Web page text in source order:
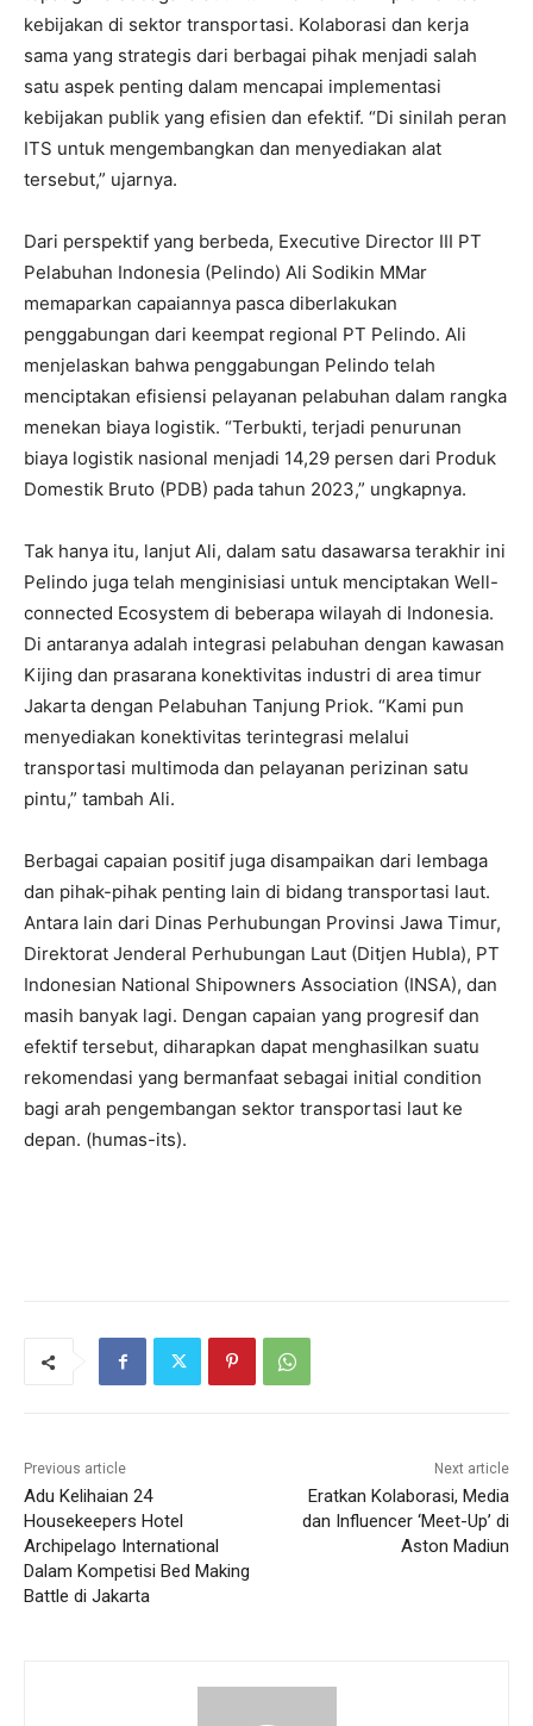
kebijakan di sektor transportasi. Kolaborasi dan kerja
sama yang strategis dari berbagai pihak menjadi salah
satu aspek penting dalam mencapai implementasi
kebijakan publik yang efisien dan efektif. “Di sinilah peran
ITS untuk mengembangkan dan menyediakan alat
tersebut,” ujarnya.
Dari perspektif yang berbeda, Executive Director III PT
Pelabuhan Indonesia (Pelindo) Ali Sodikin MMar
memaparkan capaiannya pasca diberlakukan
penggabungan dari keempat regional PT Pelindo. Ali
menjelaskan bahwa penggabungan Pelindo telah
menciptakan efisiensi pelayanan pelabuhan dalam rangka
menekan biaya logistik. “Terbukti, terjadi penurunan
biaya logistik nasional menjadi 14,29 persen dari Produk
Domestik Bruto (PDB) pada tahun 2023,” ungkapnya.
Tak hanya itu, lanjut Ali, dalam satu dasawarsa terakhir ini
Pelindo juga telah menginisiasi untuk menciptakan Well-
connected Ecosystem di beberapa wilayah di Indonesia.
Di antaranya adalah integrasi pelabuhan dengan kawasan
Kijing dan prasarana konektivitas industri di area timur
Jakarta dengan Pelabuhan Tanjung Priok. “Kami pun
menyediakan konektivitas terintegrasi melalui
transportasi multimoda dan pelayanan perizinan satu
pintu,” tambah Ali.
Berbagai capaian positif juga disampaikan dari lembaga
dan pihak-pihak penting lain di bidang transportasi laut.
Antara lain dari Dinas Perhubungan Provinsi Jawa Timur,
Direktorat Jenderal Perhubungan Laut (Ditjen Hubla), PT
Indonesian National Shipowners Association (INSA), dan
masih banyak lagi. Dengan capaian yang progresif dan
efektif tersebut, diharapkan dapat menghasilkan suatu
rekomendasi yang bermanfaat sebagai initial condition
bagi arah pengembangan sektor transportasi laut ke
depan. (humas-its).
Previous article
Adu Kelihaian 24
Housekeepers Hotel
Archipelago International
Dalam Kompetisi Bed Making
Battle di Jakarta
Next article
Eratkan Kolaborasi, Media
dan Influencer ‘Meet-Up’ di
Aston Madiun